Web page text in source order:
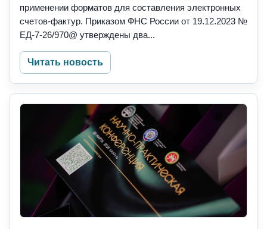
применении форматов для составления электронных
счетов-фактур. Приказом ФНС России от 19.12.2023 №
ЕД-7-26/970@ утверждены два...
Читать новость